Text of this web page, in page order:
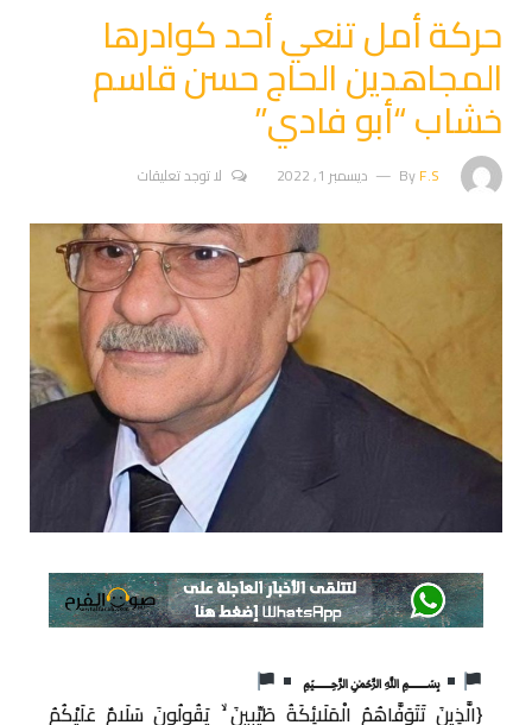
حركة أمل تنعي أحد كوادرها
المجاهدين الحاج حسن قاسم
خشاب “أبو فادي”
ByF.S ديسمبر 1, 2022 لا توجد تعليقات
﷽
{الَّذِينَ تَتَوَفَّاهُمُ الْمَلَائِكَةُ طَيِّبِينَ ۙ يَقُولُونَ سَلَامٌ عَلَيْكُمُ